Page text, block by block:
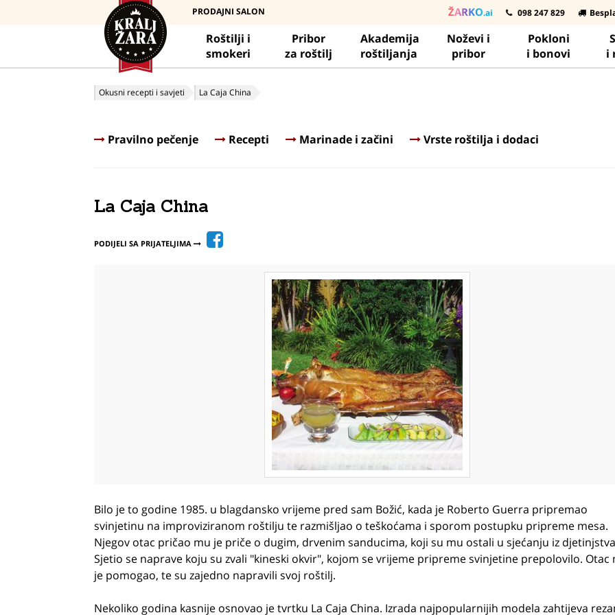
PRODAJNI SALON ŽARKO.ai 098 247 829
Roštilji i
smokeri
Pribor
za roštilj
Akademija
roštiljanja
Noževi i
pribor
Pokloni
i bonovi
i
Okusni recepti i savjeti La Caja China
Pravilno pečenje Recepti Marinade i začini Vrste roštilja i dodaci
La Caja China
PODIJELI SA PRIJATELJIMA
Bilo je to godine 1985. u blagdansko vrijeme pred sam Božić, kada je Roberto Guerra pripremao
svinjetinu na improviziranom roštilju te razmišljao o teškoćama i sporom postupku pripreme mesa.
Njegov otac pričao mu je priče o dugim, drvenim sanducima, koji su mu ostali u sjećanju iz
Sjetio se naprave koju su zvali "kineski okvir", kojom se vrijeme pripreme svinjetine prepolovilo. Otac
je pomogao, te su zajedno napravili svoj roštilj.
Nekoliko godina kasnije osnovao je tvrtku La Caja China. Izrada najpopularnijih modela zahtijeva